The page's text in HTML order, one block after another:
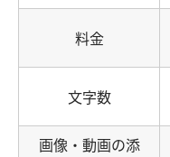
料金
文字数
画像・動画の添